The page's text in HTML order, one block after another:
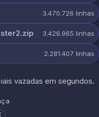
3.470.726 linhas
3.426.965 linhas
2.281.407 linhas
vazadas em segundos.